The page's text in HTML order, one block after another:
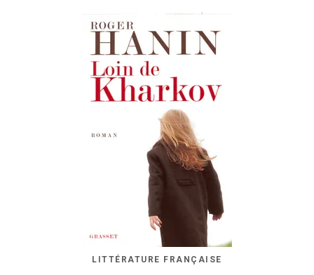
LITTÉRATURE FRANÇAISE